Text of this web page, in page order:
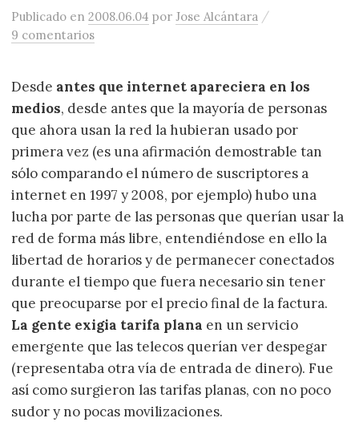
Publicado en2008.06.04 porJose Alcántara /
9 comentarios
Desde antes que internet apareciera en los
medios, desde antes que la mayoría de personas
que ahora usan la red la hubieran usado por
primera vez (es una afirmación demostrable tan
sólo comparando el número de suscriptores a
internet en 1997 y 2008, por ejemplo) hubo una
lucha por parte de las personas que querían usar la
red de forma más libre, entendiéndose en ello la
libertad de horarios y de permanecer conectados
durante el tiempo que fuera necesario sin tener
que preocuparse por el precio final de la factura.
La gente exigia tarifa plana en un servicio
emergente que las telecos querían ver despegar
(representaba otra vía de entrada de dinero). Fue
así como surgieron las tarifas planas, con no poco
sudor y no pocas movilizaciones.